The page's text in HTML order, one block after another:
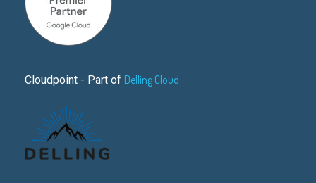
Cloudpoint - Part of Delling Cloud